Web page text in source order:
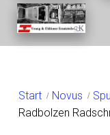
Start Novus
Radbolzen